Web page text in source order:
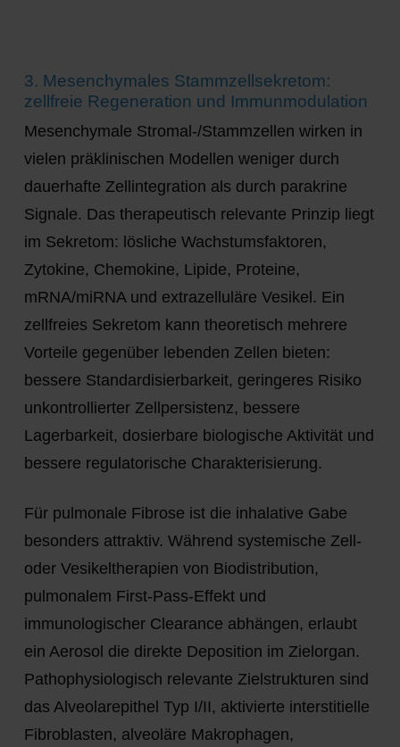
3. Mesenchymales Stammzellsekretom:
zellfreie Regeneration und Immunmodulation
Mesenchymale Stromal-/Stammzellen wirken in
vielen präklinischen Modellen weniger durch
dauerhafte Zellintegration als durch parakrine
Signale. Das therapeutisch relevante Prinzip liegt
im Sekretom: lösliche Wachstumsfaktoren,
Zytokine, Chemokine, Lipide, Proteine,
mRNA/miRNA und extrazelluläre Vesikel. Ein
zellfreies Sekretom kann theoretisch mehrere
Vorteile gegenüber lebenden Zellen bieten:
bessere Standardisierbarkeit, geringeres Risiko
unkontrollierter Zellpersistenz, bessere
Lagerbarkeit, dosierbare biologische Aktivität und
bessere regulatorische Charakterisierung.
Für pulmonale Fibrose ist die inhalative Gabe
besonders attraktiv. Während systemische Zell-
oder Vesikeltherapien von Biodistribution,
pulmonalem First-Pass-Effekt und
immunologischer Clearance abhängen, erlaubt
ein Aerosol die direkte Deposition im Zielorgan.
Pathophysiologisch relevante Zielstrukturen sind
das Alveolarepithel Typ I/II, aktivierte interstitielle
Fibroblasten, alveoläre Makrophagen,